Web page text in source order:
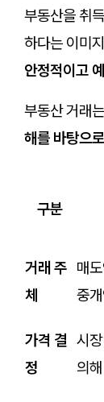
부동산을 취
하다는 이미
안정적이고
부동산 거래
해를 바탕으
구분
거래 주
체
매
중
가격 결
정
시
의